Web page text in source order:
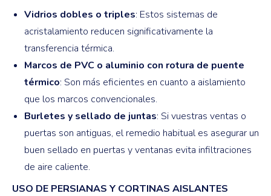
Vidrios dobles o triples: Estos sistemas de
acristalamiento reducen significativamente la
transferencia térmica.
Marcos de PVC o aluminio con rotura de puente
térmico: Son más eficientes en cuanto a aislamiento
que los marcos convencionales.
Burletes y sellado de juntas: Si vuestras ventas o
puertas son antiguas, el remedio habitual es asegurar un
buen sellado en puertas y ventanas evita infiltraciones
de aire caliente.
USO DE PERSIANAS Y CORTINAS AISLANTES